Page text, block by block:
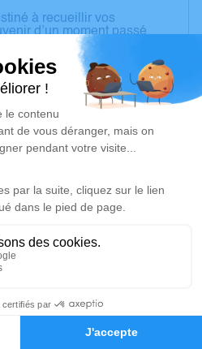
Hommages
à recueillir vos
d’un moment passé.
Je rends hommage
dans l'intimité familiale
Je rends hommage
salon funéraire
civile